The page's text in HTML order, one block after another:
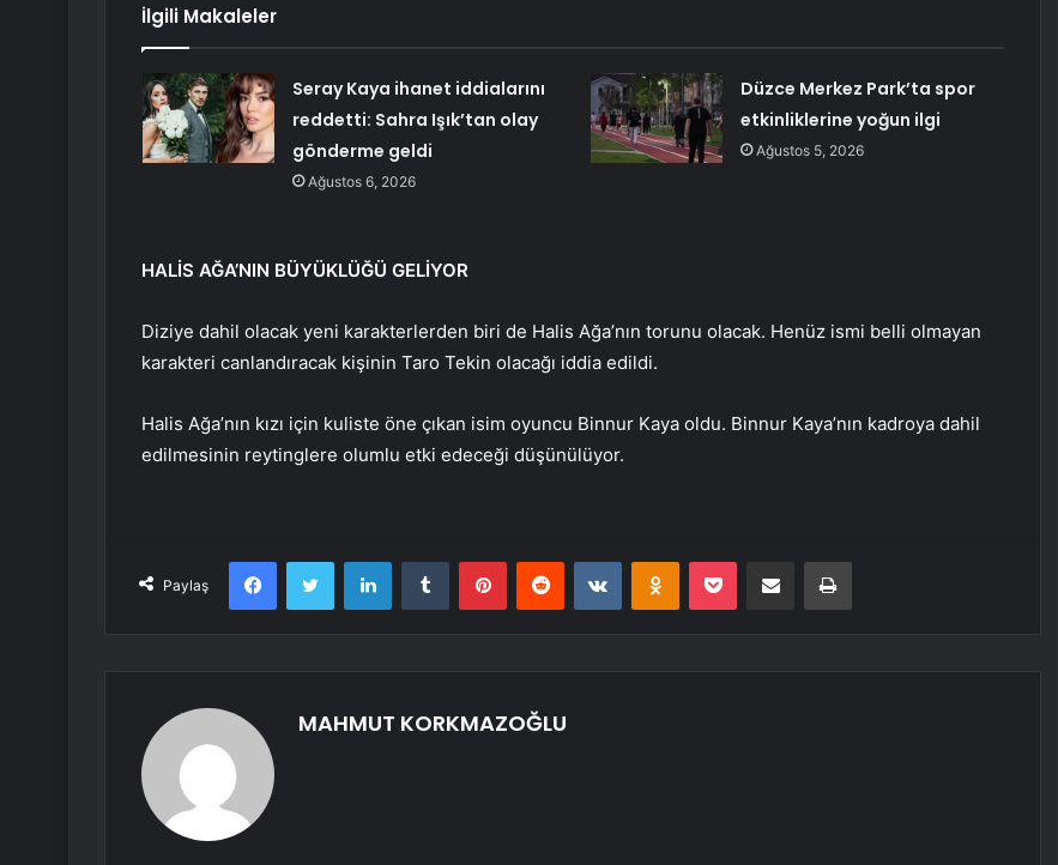
İlgili Makaleler
Seray Kaya ihanet iddialarını
reddetti: Sahra Işık’tan olay
gönderme geldi
Ağustos 6, 2026
Düzce Merkez Park’ta spor
etkinliklerine yoğun ilgi
Ağustos 5, 2026
HALİS AĞA’NIN BÜYÜKLÜĞÜ GELİYOR
Diziye dahil olacak yeni karakterlerden biri de Halis Ağa’nın torunu olacak. Henüz ismi belli olmayan
karakteri canlandıracak kişinin Taro Tekin olacağı iddia edildi.
Halis Ağa’nın kızı için kuliste öne çıkan isim oyuncu Binnur Kaya oldu. Binnur Kaya’nın kadroya dahil
edilmesinin reytinglere olumlu etki edeceği düşünülüyor.
Paylaş
FacebookTwitter LinkedInTumblr PinterestReddit VKontakteOdnoklassniki
Pocket E-Posta ile paylaş Yazdır
MAHMUT KORKMAZOĞLU